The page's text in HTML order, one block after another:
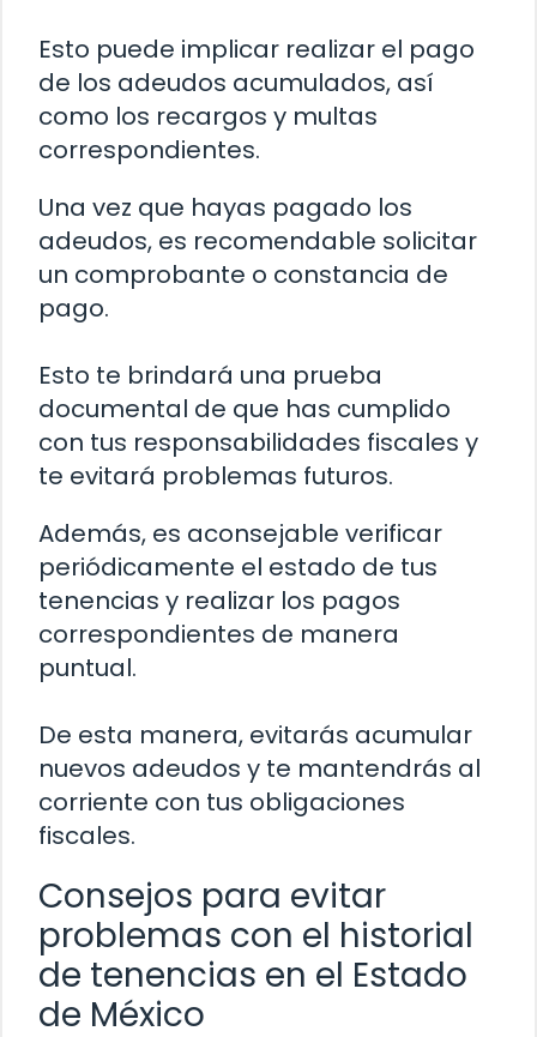
Esto puede implicar realizar el pago
de los adeudos acumulados, así
como los recargos y multas
correspondientes.
Una vez que hayas pagado los
adeudos, es recomendable solicitar
un comprobante o constancia de
pago.
Esto te brindará una prueba
documental de que has cumplido
con tus responsabilidades fiscales y
te evitará problemas futuros.
Además, es aconsejable verificar
periódicamente el estado de tus
tenencias y realizar los pagos
correspondientes de manera
puntual.
De esta manera, evitarás acumular
nuevos adeudos y te mantendrás al
corriente con tus obligaciones
fiscales.
Consejos para evitar
problemas con el historial
de tenencias en el Estado
de México